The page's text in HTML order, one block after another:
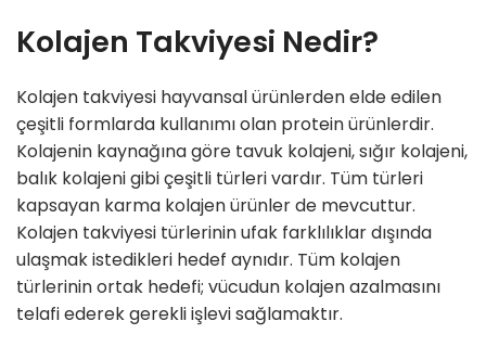
Kolajen Takviyesi Nedir?
Kolajen takviyesi hayvansal ürünlerden elde edilen
çeşitli formlarda kullanımı olan protein ürünlerdir.
Kolajenin kaynağına göre tavuk kolajeni, sığır kolajeni,
balık kolajeni gibi çeşitli türleri vardır. Tüm türleri
kapsayan karma kolajen ürünler de mevcuttur.
Kolajen takviyesi türlerinin ufak farklılıklar dışında
ulaşmak istedikleri hedef aynıdır. Tüm kolajen
türlerinin ortak hedefi; vücudun kolajen azalmasını
telafi ederek gerekli işlevi sağlamaktır.